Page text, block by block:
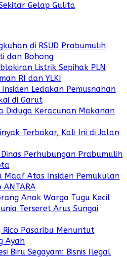
Gelap Gulita
di RSUD Prabumulih
dan Bohong
Listrik Sepihak PLN
RI dan YLKI
Ledakan Pemusnahan
di Garut
Diduga Keracunan Makanan
Terbakar, Kali Ini di Jalan
Perhubungan Prabumulih
Maaf Atas Insiden Pemukulan
Anak Warga Tugu Kecil
Terseret Arus Sungai
Pasaribu Menuntut
Ayah
Biru Segayam: Bisnis Ilegal